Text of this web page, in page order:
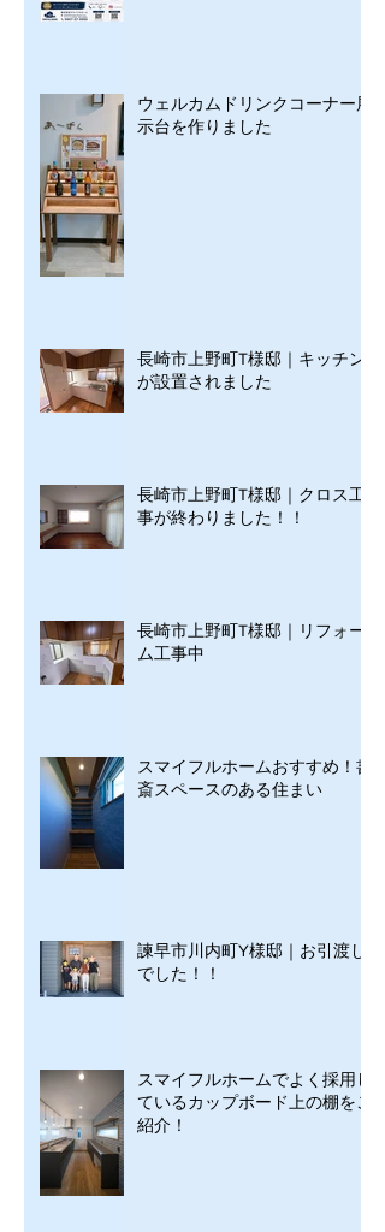
ウェルカムドリンクコーナー展
示台を作りました
長崎市上野町T様邸｜キッチン
が設置されました
長崎市上野町T様邸｜クロス工
事が終わりました！！
長崎市上野町T様邸｜リフォー
ム工事中
スマイフルホームおすすめ！書
斎スペースのある住まい
諫早市川内町Y様邸｜お引渡し
でした！！
スマイフルホームでよく採用し
ているカップボード上の棚をご
紹介！